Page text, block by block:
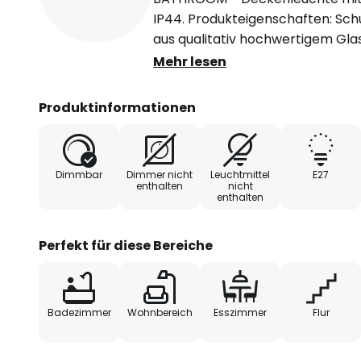
IP44. Produkteigenschaften:
aus qualitativ hochwertigem
Metall. Anwendungsgebiete:
Mehr lesen
Produktinformationen
Dimmbar
Dimmer nicht
enthalten
Leuchtmittel
nicht
enthalten
E27
Perfekt für diese Bereiche
Badezimmer Wohnbereich Esszimmer Flur